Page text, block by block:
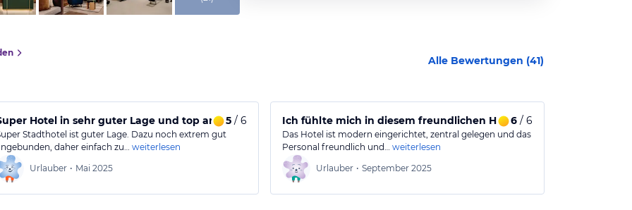
Alle Bewertungen (41)
Hotel in sehr guter Lage und top angebunden.
5/ 6
Stadthotel ist guter Lage. Dazu noch extrem gut
daher einfach zu… weiterlesen
Urlauber • Mai 2025
Ich fühlte mich in diesem freundlichen Hotel rundum wohl.
6/ 6
Das Hotel ist modern eingerichtet, zentral gelegen und das
Personal freundlich und… weiterlesen
Urlauber • September 2025